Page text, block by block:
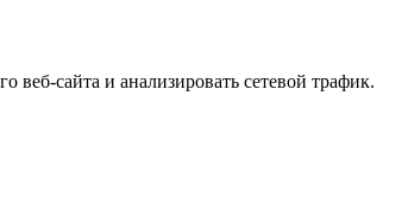
сайта и анализировать сетевой трафик.